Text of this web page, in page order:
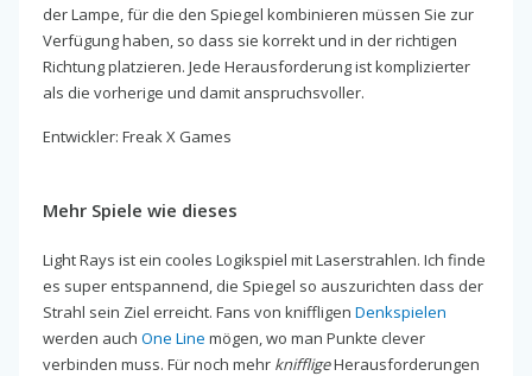
der Lampe, für die den Spiegel kombinieren müssen Sie zur
Verfügung haben, so dass sie korrekt und in der richtigen
Richtung platzieren. Jede Herausforderung ist komplizierter
als die vorherige und damit anspruchsvoller.
Entwickler: Freak X Games
Mehr Spiele wie dieses
Light Rays ist ein cooles Logikspiel mit Laserstrahlen. Ich finde
es super entspannend, die Spiegel so auszurichten dass der
Strahl sein Ziel erreicht. Fans von kniffligen Denkspielen
werden auch One Line mögen, wo man Punkte clever
verbinden muss. Für noch mehr kniffligeHerausforderungen